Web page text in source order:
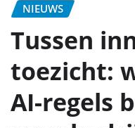
NIEUWS
Tussen
toezicht:
AI-regels